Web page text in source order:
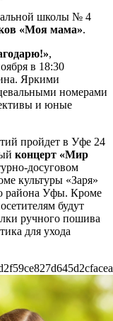
школы № 4
«Моя мама».
,
в 18:30
Яркими
номерами
и юные
пройдет в Уфе 24
концерт «Мир
досуговом
культуры «Заря»
района Уфы. Кроме
будут
ручного пошива
для ухода